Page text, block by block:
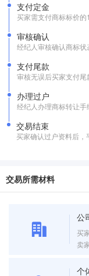
支付定金
买家需支付商标标价
审核确认
经纪人审核确认商标状
支付尾款
审核无误后买家支付
办理过户
经纪人办理商标转让
交易结束
买家确认过户资料后，
交易所需材料
公
买
卖
个